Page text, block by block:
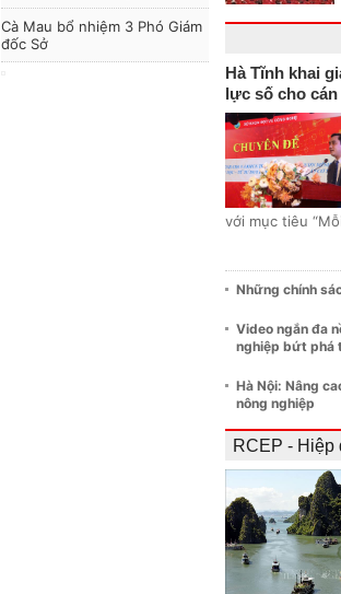
Cà Mau bổ nhiệm 3 Phó Giám
đốc Sở
Hà Tĩnh khai
lực số cho
với mục tiêu
Những chính
Video ngắn đa
nghiệp bứt phá
Hà Nội: Nâng
nông nghiệp
RCEP -